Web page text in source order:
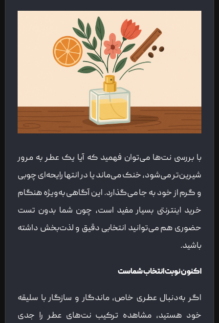
با بررسی نت‌ها می‌توان فهمید که آیا یک عطر به مرور
شیرین‌تر می‌شود، خنک می‌ماند یا در انتها رایحه‌ای چوبی
و گرم از خود به جا می‌گذارد. این آگاهی به‌ویژه هنگام
خرید اینترنتی بسیار مفید است، چون شما بدون تست
حضوری هم می‌توانید انتخابی دقیق و لذت‌بخش داشته
باشید.
اکنون نوبت انتخاب شماست
اگر به‌دنبال عطری خاص، ماندگار و سازگار با سلیقه
خود هستید، مشاهده ترکیب نت‌های عطر را جدی